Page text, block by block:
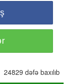
24829 dəfə baxılıb